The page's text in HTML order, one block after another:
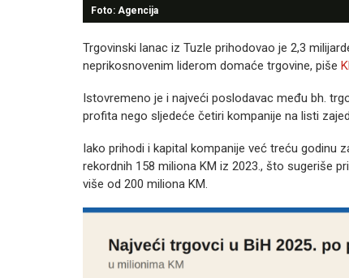
Foto: Agencija
Trgovinski lanac iz Tuzle prihodovao je 2,3
neprikosnovenim liderom domaće trgovine, piše
Istovremeno je i najveći poslodavac među bh.
profita nego sljedeće četiri kompanije na listi
Iako prihodi i kapital kompanije već treću godinu
rekordnih 158 miliona KM iz 2023., što sugeriše
više od 200 miliona KM.